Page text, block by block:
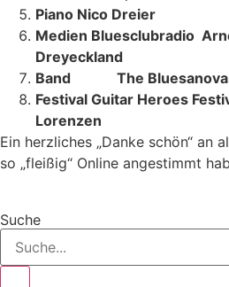
Piano Nico Dreier
Medien Bluesclubradio
Dreyeckland
Band The
Festival Guitar Heroes
Lorenzen
Ein herzliches „Danke schön“ an
so „fleißig“ Online angestimmt
Suche